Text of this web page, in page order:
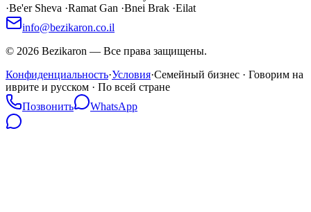
·Be'er Sheva ·Ramat Gan ·Bnei Brak ·Eilat
info@bezikaron.co.il
© 2026 Bezikaron — Все права защищены.
Конфиденциальность·Условия·Семейный бизнес · Говорим на
иврите и русском · По всей стране
Позвонить
WhatsApp